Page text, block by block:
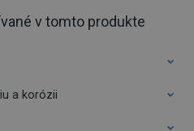
v tomto produkte
a korózii